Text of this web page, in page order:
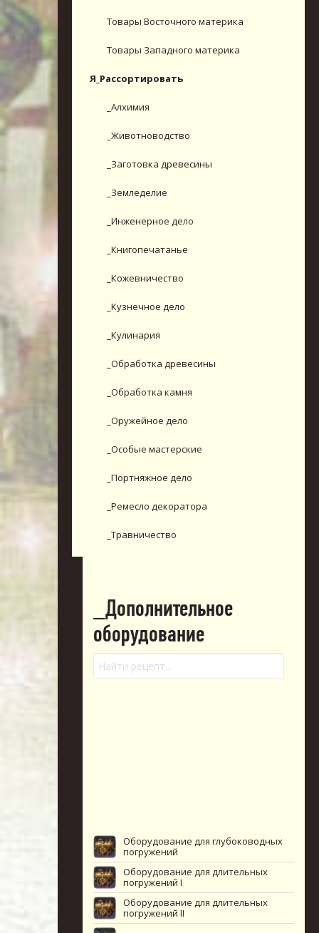
Товары Восточного материка
Товары Западного материка
Я_Рассортировать
_Алхимия
_Животноводство
_Заготовка древесины
_Земледелие
_Инженерное дело
_Книгопечатанье
_Кожевничество
_Кузнечное дело
_Кулинария
_Обработка древесины
_Обработка камня
_Оружейное дело
_Особые мастерские
_Портняжное дело
_Ремесло декоратора
_Травничество
_Дополнительное
оборудование
Оборудование для глубоководных
погружений
Оборудование для длительных
погружений I
Оборудование для длительных
погружений II